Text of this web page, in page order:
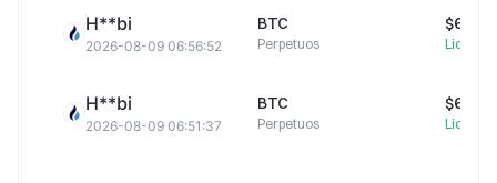
H**bi
2026-08-09 06:56:52
BTC
Perpetuos
$64
H**bi
2026-08-09 06:51:37
BTC
Perpetuos
$64